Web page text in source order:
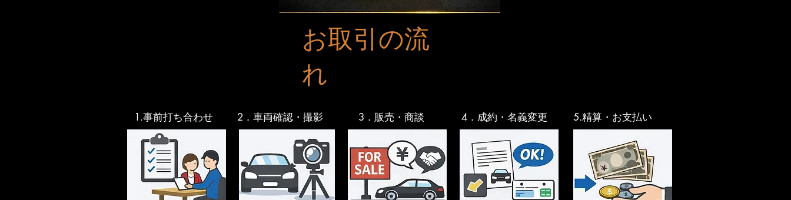
​お取引の流
れ
1.事前打ち合わせ 2．車両確認・撮影 3．販売・商談 4．成約・名義変更 5.精算・お支払い